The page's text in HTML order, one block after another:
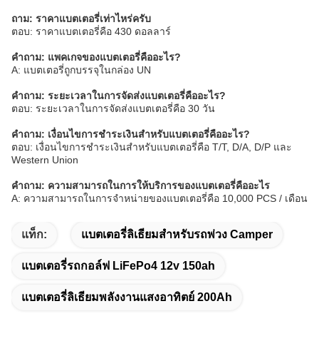
ถาม: ราคาแบตเตอรี่เท่าไหร่ครับ
ตอบ: ราคาแบตเตอรี่คือ 430 ดอลลาร์
คําถาม: แพคเกจของแบตเตอรี่คืออะไร?
A: แบตเตอรี่ถูกบรรจุในกล่อง UN
คําถาม: ระยะเวลาในการจัดส่งแบตเตอรี่คืออะไร?
ตอบ: ระยะเวลาในการจัดส่งแบตเตอรี่คือ 30 วัน
คําถาม: เงื่อนไขการชําระเงินสําหรับแบตเตอรี่คืออะไร?
ตอบ: เงื่อนไขการชําระเงินสําหรับแบตเตอรี่คือ T/T, D/A, D/P และ
Western Union
คําถาม: ความสามารถในการให้บริการของแบตเตอรี่คืออะไร
A: ความสามารถในการจําหน่ายของแบตเตอรี่คือ 10,000 PCS / เดือน
แท็ก: แบตเตอรี่ลิเธียมสำหรับรถพ่วง Camper
แบตเตอรี่รถกอล์ฟ LiFePo4 12v 150ah
แบตเตอรี่ลิเธียมพลังงานแสงอาทิตย์ 200Ah